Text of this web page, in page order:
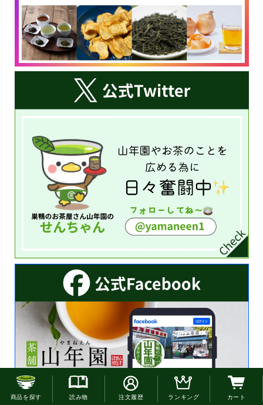
お電話でのご注文はこちら
商品を探す 読み物 注文履歴 ランキング カート